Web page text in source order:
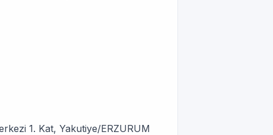
1. Kat, Yakutiye/ERZURUM